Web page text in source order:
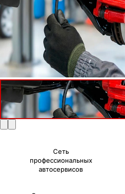
Сеть
профессиональных
автосервисов